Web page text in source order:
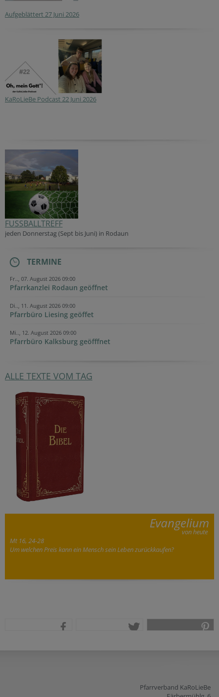
Aufgeblättert 27 Juni 2026
KaRoLieBe Podcast 22 Juni 2026
FUSSBALLTREFF
jeden Donnerstag (Sept bis Juni) in Rodaun
TERMINE
Fr.., 07. August 2026 09:00
Pfarrkanzlei Rodaun geöffnet
Di.., 11. August 2026 09:00
Pfarrbüro Liesing geöffet
Mi.., 12. August 2026 09:00
Pfarrbüro Kalksburg geöfffnet
ALLE TEXTE VOM TAG
Evangelium
von heute
Mt 16, 24-28
Um welchen Preis kann ein Mensch sein Leben zurückkaufen?
Pfarrverband KaRoLieBe